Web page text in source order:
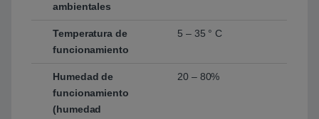
ambientales
Temperatura de
funcionamiento
5 – 35 ° C
Humedad de
funcionamiento
(humedad
20 – 80%